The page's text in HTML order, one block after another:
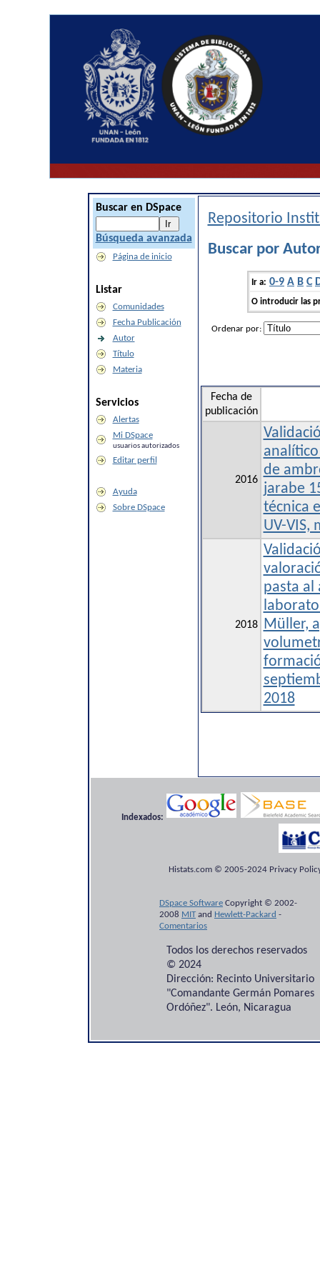
Buscar en DSpace
Búsqueda avanzada
Página de inicio
Listar
Comunidades
Fecha Publicación
Autor
Título
Materia
Servicios
Alertas
Mi DSpace
usuarios autorizados
Editar perfil
Ayuda
Sobre DSpace
Repositorio
Buscar por
Ir a: 0-9 A B C
O introducir las
Ordenar por:
Fecha de
publicación
2016
de
jarabe
técnica
UV-VIS,
2018
pasta al
Müller,
2018
Indexados:
Histats.com © 2005-2024 Privacy
DSpace Software Copyright © 2002-
2008 MITand Hewlett-Packard -
Comentarios
Todos los derechos reservados
© 2024
Dirección: Recinto Universitario
"Comandante Germán Pomares
Ordóñez". León, Nicaragua